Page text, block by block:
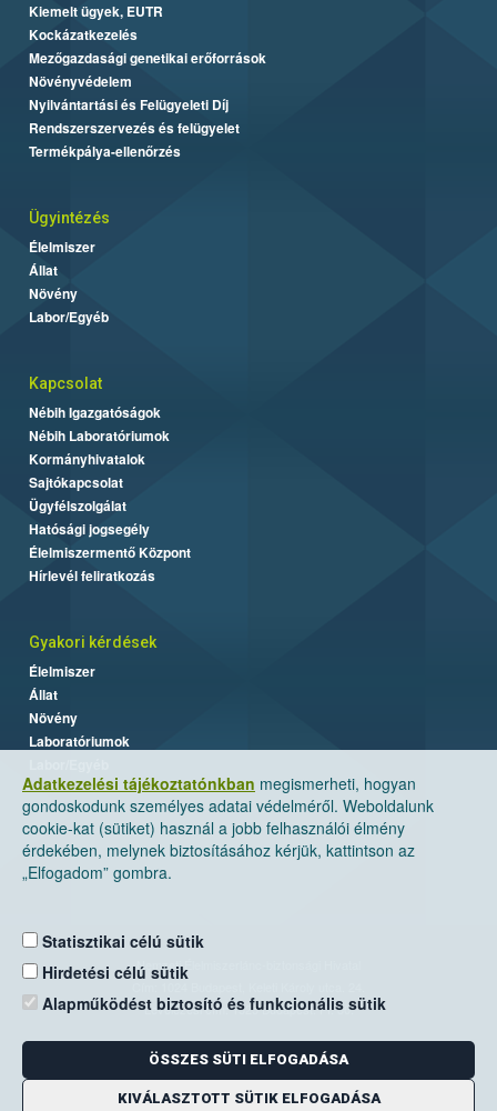
Adatkezelési tájékoztatónkban megismerheti, hogyan
gondoskodunk személyes adatai védelméről. Weboldalunk
cookie-kat (sütiket) használ a jobb felhasználói élmény
érdekében, melynek biztosításához kérjük, kattintson az
„Elfogadom” gombra.
Statisztikai célú sütik
Hirdetési célú sütik
Alapműködést biztosító és funkcionális sütik
ÖSSZES SÜTI ELFOGADÁSA
KIVÁLASZTOTT SÜTIK ELFOGADÁSA
Kiemelt ügyek, EUTR
Kockázatkezelés
Mezőgazdasági genetikai erőforrások
Növényvédelem
Nyilvántartási és Felügyeleti Díj
Rendszerszervezés és felügyelet
Termékpálya-ellenőrzés
Ügyintézés
Élelmiszer
Állat
Növény
Labor/Egyéb
Kapcsolat
Nébih Igazgatóságok
Nébih Laboratóriumok
Kormányhivatalok
Sajtókapcsolat
Ügyfélszolgálat
Hatósági jogsegély
Élelmiszermentő Központ
Hírlevél feliratkozás
Gyakori kérdések
Élelmiszer
Állat
Növény
Laboratóriumok
Nemzeti Élelmiszerlánc-biztonsági Hivatal
Levelezési cím: 1525 Budapest. Pf. 30.
E-mail:ugyfelszolgalat@nebih.gov.hu
Zöld szám: 06-80/263-244